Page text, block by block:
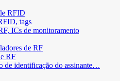
RFID
tags
ICs de monitoramento
de RF
RF
de identificação do assinante…